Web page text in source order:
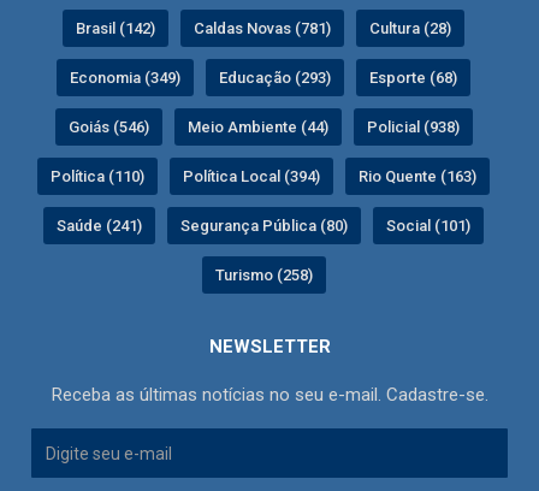
Brasil (142) Caldas Novas (781) Cultura (28)
Economia (349) Educação (293) Esporte (68)
Goiás (546) Meio Ambiente (44) Policial (938)
Política (110) Política Local (394) Rio Quente (163)
Saúde (241) Segurança Pública (80) Social (101)
Turismo (258)
NEWSLETTER
Receba as últimas notícias no seu e-mail. Cadastre-se.